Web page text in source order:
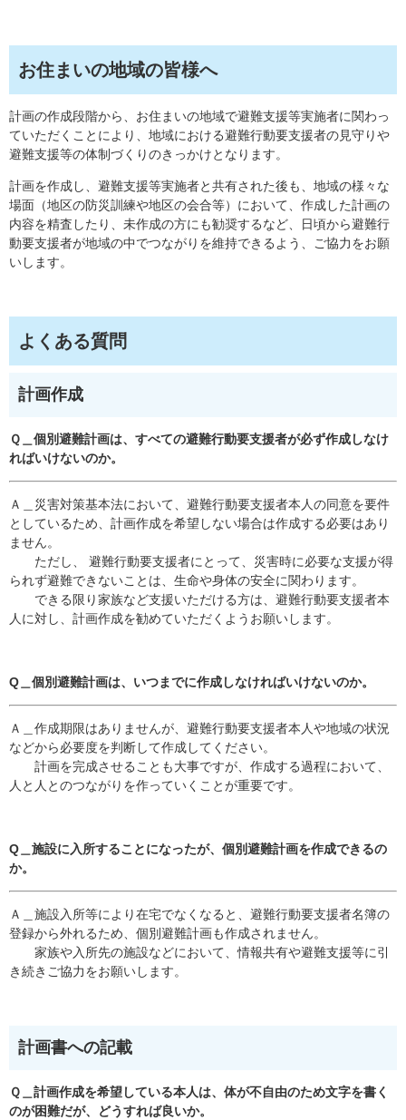
お住まいの地域の皆様へ
計画の作成段階から、お住まいの地域で避難支援等実施者に関わっ
ていただくことにより、地域における避難行動要支援者の見守りや
避難支援等の体制づくりのきっかけとなります。
計画を作成し、避難支援等実施者と共有された後も、地域の様々な
場面（地区の防災訓練や地区の会合等）において、作成した計画の
内容を精査したり、未作成の方にも勧奨するなど、日頃から避難行
動要支援者が地域の中でつながりを維持できるよう、ご協力をお願
いします。
よくある質問
計画作成
Ｑ＿個別避難計画は、すべての避難行動要支援者が必ず作成しなけ
ればいけないのか。
Ａ＿災害対策基本法において、避難行動要支援者本人の同意を要件
としているため、計画作成を希望しない場合は作成する必要はあり
ません。
ただし、 避難行動要支援者にとって、災害時に必要な支援が得
られず避難できないことは、生命や身体の安全に関わります。
できる限り家族など支援いただける方は、避難行動要支援者本
人に対し、計画作成を勧めていただくようお願いします。
Q＿個別避難計画は、いつまでに作成しなければいけないのか。
Ａ＿作成期限はありませんが、避難行動要支援者本人や地域の状況
などから必要度を判断して作成してください。
計画を完成させることも大事ですが、作成する過程において、
人と人とのつながりを作っていくことが重要です。
Q＿施設に入所することになったが、個別避難計画を作成できるの
か。
Ａ＿施設入所等により在宅でなくなると、避難行動要支援者名簿の
登録から外れるため、個別避難計画も作成されません。
家族や入所先の施設などにおいて、情報共有や避難支援等に引
き続きご協力をお願いします。
計画書への記載
Ｑ＿計画作成を希望している本人は、体が不自由のため文字を書く
のが困難だが、どうすれば良いか。